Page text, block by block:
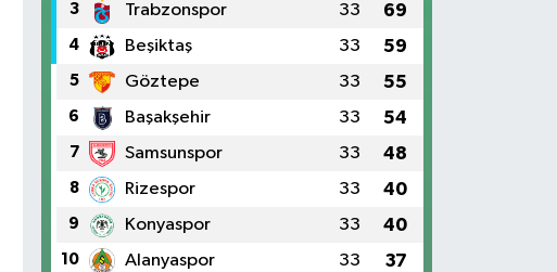
3 Trabzonspor 33 69
4 Beşiktaş 33 59
5 Göztepe 33 55
6 Başakşehir 33 54
7 Samsunspor 33 48
8 Rizespor 33 40
9 Konyaspor 33 40
10 Alanyaspor 33 37